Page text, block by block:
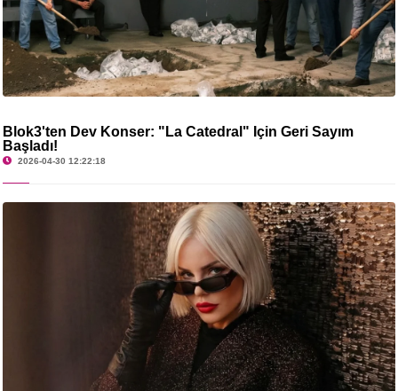
Blok3'ten Dev Konser: "La Catedral" İçin Geri Sayım
Başladı!
2026-04-30 12:22:18